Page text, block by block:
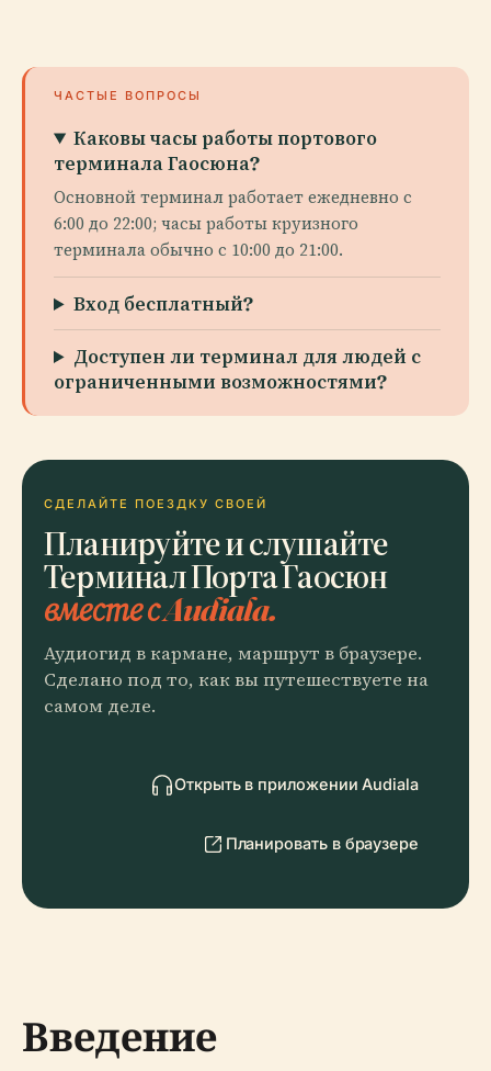
ЧАСТЫЕ ВОПРОСЫ
Каковы часы работы портового
терминала Гаосюна?
Основной терминал работает ежедневно с
6:00 до 22:00; часы работы круизного
терминала обычно с 10:00 до 21:00.
Вход бесплатный?
Доступен ли терминал для людей с
ограниченными возможностями?
СДЕЛАЙТЕ ПОЕЗДКУ СВОЕЙ
Планируйте и слушайте
Терминал Порта Гаосюн
вместе с Audiala.
Аудиогид в кармане, маршрут в браузере.
Сделано под то, как вы путешествуете на
самом деле.
Открыть в приложении Audiala
Планировать в браузере
Введение